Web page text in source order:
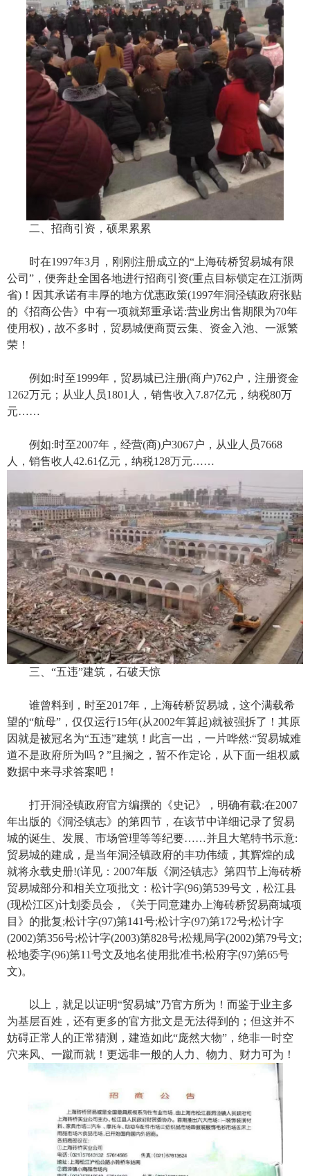
二、招商引资，硕果累累
时在1997年3月，刚刚注册成立的“上海砖桥贸易城有限
公司”，便奔赴全国各地进行招商引资(重点目标锁定在江浙两
省)！因其承诺有丰厚的地方优惠政策(1997年洞泾镇政府张贴
的《招商公告》中有一项就郑重承诺:营业房出售期限为70年
使用权)，故不多时，贸易城便商贾云集、资金入池、一派繁
荣！
例如:时至1999年，贸易城已注册(商户)762户，注册资金
1262万元；从业人员1801人，销售收入7.87亿元，纳税80万
元……
例如:时至2007年，经营(商)户3067户，从业人员7668
人，销售收人42.61亿元，纳税128万元……
三、“五违”建筑，石破天惊
谁曾料到，时至2017年，上海砖桥贸易城，这个满载希
望的“航母”，仅仅运行15年(从2002年算起)就被强拆了！其原
因就是被冠名为“五违”建筑！此言一出，一片哗然:“贸易城难
道不是政府所为吗？”且搁之，暂不作定论，从下面一组权威
数据中来寻求答案吧！
打开洞泾镇政府官方编撰的《史记》，明确有载:在2007
年出版的《洞泾镇志》的第四节，在该节中详细记录了贸易
城的诞生、发展、市场管理等等纪要……并且大笔特书示意:
贸易城的建成，是当年洞泾镇政府的丰功伟绩，其辉煌的成
就将永载史册!(详见：2007年版《洞泾镇志》第四节上海砖桥
贸易城部分和相关立项批文：松计字(96)第539号文，松江县
(现松江区)计划委员会，《关于同意建办上海砖桥贸易商城项
目》的批复;松计字(97)第141号;松计字(97)第172号;松计字
(2002)第356号;松计字(2003)第828号;松规局字(2002)第79号文;
松地委字(96)第11号文及地名使用批准书;松府字(97)第65号
文)。
以上，就足以证明“贸易城”乃官方所为！而鉴于业主多
为基层百姓，还有更多的官方批文是无法得到的；但这并不
妨碍正常人的正常猜测，建造如此“庞然大物”，绝非一时空
穴来风、一蹴而就！更远非一般的人力、物力、财力可为！